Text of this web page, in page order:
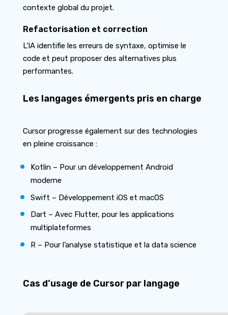
contexte global du projet.
Refactorisation et correction
L’IA identifie les erreurs de syntaxe, optimise le
code et peut proposer des alternatives plus
performantes.
Les langages émergents pris en charge
Cursor progresse également sur des technologies
en pleine croissance :
Kotlin – Pour un développement Android
moderne
Swift – Développement iOS et macOS
Dart – Avec Flutter, pour les applications
multiplateformes
R – Pour l’analyse statistique et la data science
Cas d’usage de Cursor par langage